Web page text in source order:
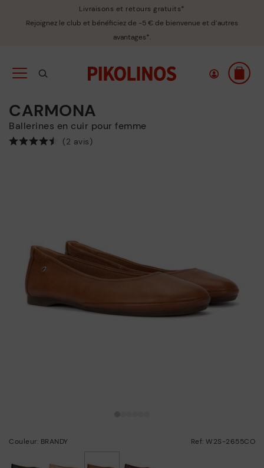
Livraisons et retours gratuits*
Rejoignez le club et bénéficiez de -5 € de bienvenue et d’autres
avantages*.
CARMONA
Ballerines en cuir pour femme
(2 avis)
Couleur: BRANDY Ref: W2S-2655CO